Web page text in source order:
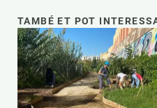
TAMBÉ ET POT